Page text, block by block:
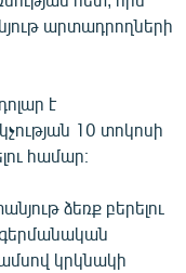
արտադրողների
է
10 տոկոսի
համար։
ձեռք բերելու
գերմանական
ամսով կրկնակի